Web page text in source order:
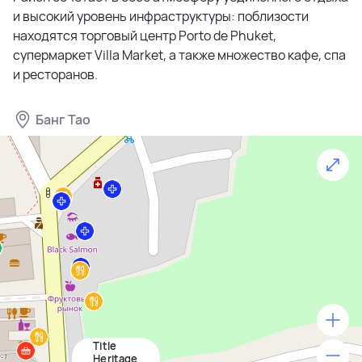
и высокий уровень инфраструктуры: поблизости
находятся торговый центр Porto de Phuket,
супермаркет Villa Market, а также множество кафе, спа
и ресторанов.
Банг Тао
Title
Heritage
500 м